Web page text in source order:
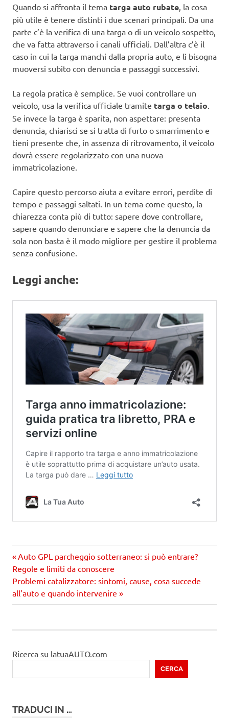
Quando si affronta il tema targa auto rubate , la cosa
più utile è tenere distinti i due scenari principali. Da una
parte c’è la verifica di una targa o di un veicolo sospetto,
che va fatta attraverso i canali ufficiali. Dall’altra c’è il
caso in cui la targa manchi dalla propria auto, e lì bisogna
muoversi subito con denuncia e passaggi successivi.
La regola pratica è semplice. Se vuoi controllare un
veicolo, usa la verifica ufficiale tramite targa o telaio
Se invece la targa è sparita, non aspettare: presenta
denuncia, chiarisci se si tratta di furto o smarrimento e
tieni presente che, in assenza di ritrovamento, il veicolo
dovrà essere regolarizzato con una nuova
immatricolazione.
Capire questo percorso aiuta a evitare errori, perdite di
tempo e passaggi saltati. In un tema come questo, la
chiarezza conta più di tutto: sapere dove controllare,
sapere quando denunciare e sapere che la denuncia da
sola non basta è il modo migliore per gestire il problema
senza confusione.
Leggi anche:
Navigazione
articoli
Precedente
articolo:
Auto GPL parcheggio sotterraneo: si può entrare?
Regole e limiti da conoscere
Prossimo
articolo
Problemi catalizzatore: sintomi, cause, cosa succede
all’auto e quando intervenire
Ricerca su latuaAUTO.com
CERCA
TRADUCI IN …